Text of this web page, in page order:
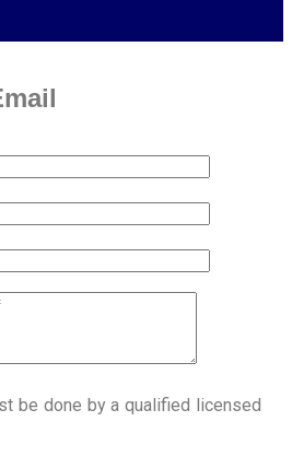
be done by a qualified licensed